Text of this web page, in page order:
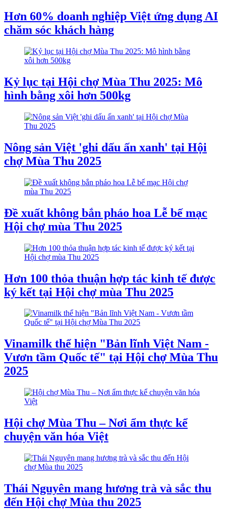
Hơn 60% doanh nghiệp Việt ứng dụng AI
chăm sóc khách hàng
Kỷ lục tại Hội chợ Mùa Thu 2025: Mô
hình bằng xôi hơn 500kg
Nông sản Việt 'ghi dấu ấn xanh' tại Hội
chợ Mùa Thu 2025
Đề xuất không bắn pháo hoa Lễ bế mạc
Hội chợ mùa Thu 2025
Hơn 100 thỏa thuận hợp tác kinh tế được
ký kết tại Hội chợ mùa Thu 2025
Vinamilk thể hiện "Bản lĩnh Việt Nam -
Vươn tầm Quốc tế" tại Hội chợ Mùa Thu
2025
Hội chợ Mùa Thu – Nơi ẩm thực kể
chuyện văn hóa Việt
Thái Nguyên mang hương trà và sắc thu
đến Hội chợ Mùa thu 2025